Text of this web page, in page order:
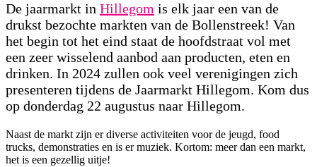
De jaarmarkt in Hillegom is elk jaar een van de
drukst bezochte markten van de Bollenstreek! Van
het begin tot het eind staat de hoofdstraat vol met
een zeer wisselend aanbod aan producten, eten en
drinken. In 2024 zullen ook veel verenigingen zich
presenteren tijdens de Jaarmarkt Hillegom. Kom dus
op donderdag 22 augustus naar Hillegom.
Naast de markt zijn er diverse activiteiten voor de jeugd, food
trucks, demonstraties en is er muziek. Kortom: meer dan een markt,
het is een gezellig uitje!